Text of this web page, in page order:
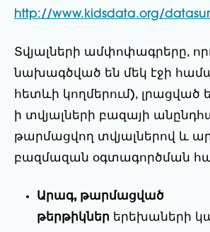
http://www.kidsdata.org/
Տվյալների ամփոփագրերը,
նախագծված են մեկ էջի
հետևի կողմերում), լրացված
ի տվյալների բազայի
թարմացվող տվյալներով և
բազմազան օգտագործման
Արագ, թարմացված
թերթիկներ երեխաների